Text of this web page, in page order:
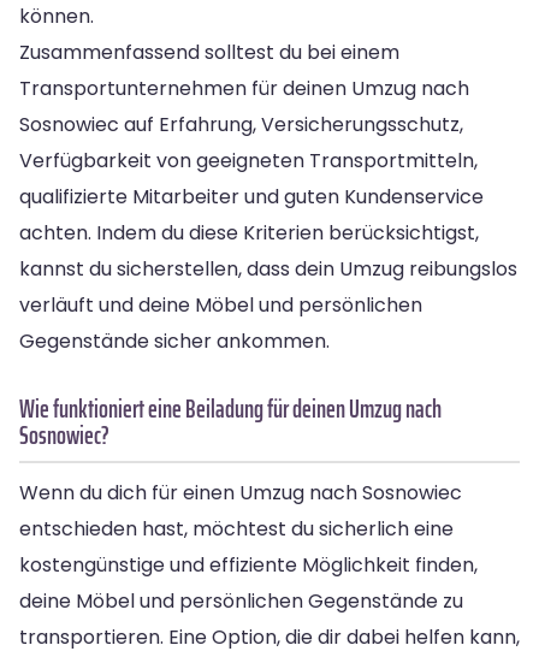
können.
Zusammenfassend solltest du bei einem
Transportunternehmen für deinen Umzug nach
Sosnowiec auf Erfahrung, Versicherungsschutz,
Verfügbarkeit von geeigneten Transportmitteln,
qualifizierte Mitarbeiter und guten Kundenservice
achten. Indem du diese Kriterien berücksichtigst,
kannst du sicherstellen, dass dein Umzug reibungslos
verläuft und deine Möbel und persönlichen
Gegenstände sicher ankommen.
Wie funktioniert eine Beiladung für deinen Umzug nach
Sosnowiec?
Wenn du dich für einen Umzug nach Sosnowiec
entschieden hast, möchtest du sicherlich eine
kostengünstige und effiziente Möglichkeit finden,
deine Möbel und persönlichen Gegenstände zu
transportieren. Eine Option, die dir dabei helfen kann,